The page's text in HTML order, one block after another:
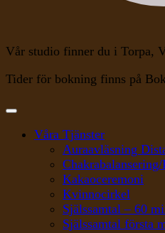
Vår studio finner du i Torpa,
Tider för bokning finns på
Våra Tjänster
Auraavläsning
Kakaoceremoni
Kvinnocirkel
Själssamtal – 60
Själssamtal första